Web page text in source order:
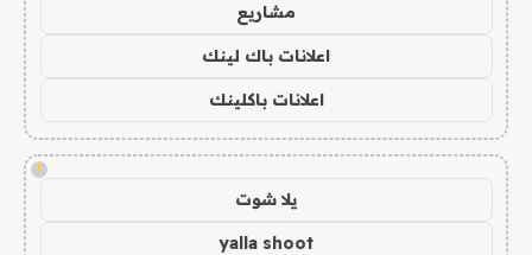
مشاريع
اعلانات باك لينك
اعلانات باكلينك
!
يلا شوت
yalla shoot